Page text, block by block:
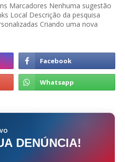
Marcadores Nenhuma sugestão
Local Descrição da pesquisa
Criando uma nova
DENÚNCIA!